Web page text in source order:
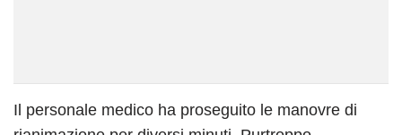
Il personale medico ha proseguito le manovre di